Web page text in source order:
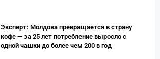
Эксперт: Молдова превращается в страну
кофе — за 25 лет потребление выросло с
одной чашки до более чем 200 в год